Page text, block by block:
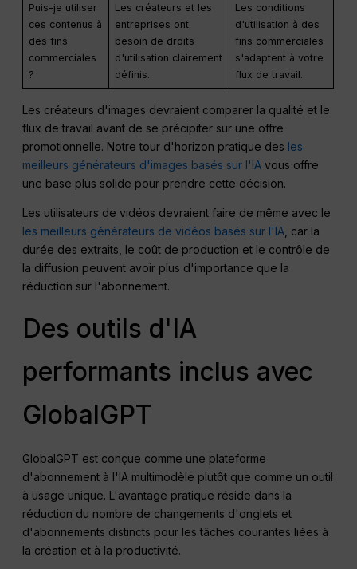
Puis-je utiliser
ces contenus à
des fins
commerciales
?
Les créateurs et les
entreprises ont
besoin de droits
d'utilisation clairement
définis.
Les conditions
d'utilisation à des
fins commerciales
s'adaptent à votre
flux de travail.
Les créateurs d'images devraient comparer la qualité et le
flux de travail avant de se précipiter sur une offre
promotionnelle. Notre tour d'horizon pratique des les
meilleurs générateurs d'images basés sur l'IA vous offre
une base plus solide pour prendre cette décision.
Les utilisateurs de vidéos devraient faire de même avec le
les meilleurs générateurs de vidéos basés sur l'IA , car la
durée des extraits, le coût de production et le contrôle de
la diffusion peuvent avoir plus d'importance que la
réduction sur l'abonnement.
Des outils d'IA
performants inclus avec
GlobalGPT
GlobalGPT est conçue comme une plateforme
d'abonnement à l'IA multimodèle plutôt que comme un outil
à usage unique. L'avantage pratique réside dans la
réduction du nombre de changements d'onglets et
d'abonnements distincts pour les tâches courantes liées à
la création et à la productivité.